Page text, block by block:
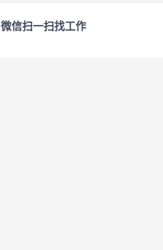
微信扫一扫找工作